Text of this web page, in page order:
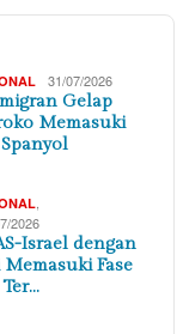
31/07/2026
Gelap
Memasuki
2026
Israel dengan
Fase